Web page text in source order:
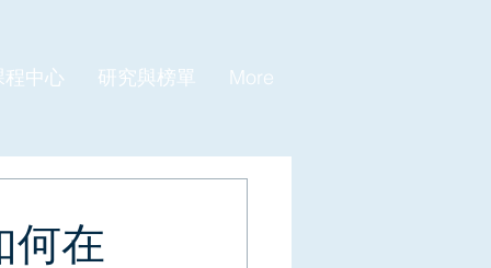
程中心 研究與榜單 More
何在